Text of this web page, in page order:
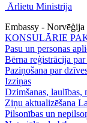
Ārlietu Ministrija
Embassy - Norvēģija
KONSULĀRIE
Pasu un personas
Bērna reģistrācija
Paziņošana par
Izziņas
Dzimšanas, laulības,
Ziņu aktualizēšana
Pilsonības un